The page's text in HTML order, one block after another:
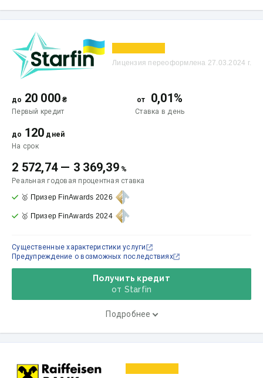
Лицензия переоформлена 27.03.2024 г.
до 20 000 ₴
Первый кредит
от 0,01%
Ставка в день
до 120 дней
На срок
2 572,74— 3 369,39 %
Реальная годовая процентная ставка
Получить кредит
от Starfin
Подробнее
🥇 Призер FinAwards 2026
🥇 Призер FinAwards 2024
Существенные характеристики услуги
Предупреждение о возможных последствиях